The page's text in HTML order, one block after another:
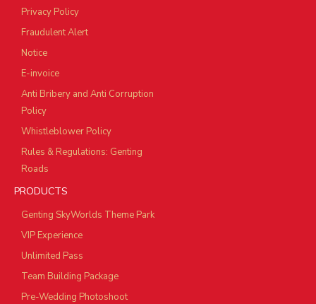
Privacy Policy
Fraudulent Alert
Notice
E-invoice
Anti Bribery and Anti Corruption
Policy
Whistleblower Policy
Rules & Regulations: Genting
Roads
PRODUCTS
Genting SkyWorlds Theme Park
VIP Experience
Unlimited Pass
Team Building Package
Pre-Wedding Photoshoot